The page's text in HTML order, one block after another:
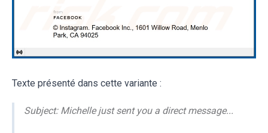
Texte présenté dans cette variante :
Subject: Michelle just sent you a direct message...